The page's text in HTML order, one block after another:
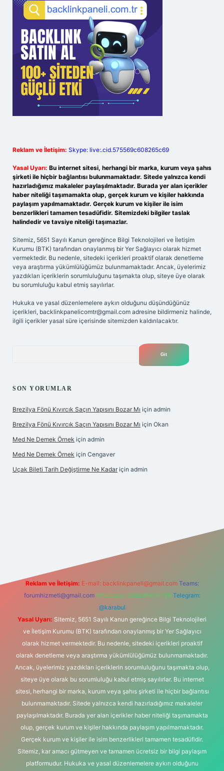
Reklam ve İletişim: Skype: live:.cid.575569c608265c69
Yasal Uyarı: Bu internet sitesi, herhangi bir marka, kurum veya şahıs
şirketi ile hiçbir bağlantısı bulunmamaktadır. Sitede yalnızca kendi
hazırladığımız makaleler paylaşılmaktadır. Burada yer alan içerikler
haber niteliği taşımamakta olup, gerçek kurum ve kişiler hakkında
paylaşım yapılmamaktadır. Gerçek kurum ve kişiler ile isim
benzerlikleri tamamen tesadüfidir. Sitemizdeki bilgiler taslak
halindedir ve tavsiye niteliği taşımazlar.
Sitemiz, 5651 Sayılı Kanun gereğince Bilgi Teknolojileri ve İletişim
Kurumu (BTK) tarafından onaylanmış bir Yer Sağlayıcı olarak hizmet
vermektedir. Bu nedenle, sitedeki içerikleri proaktif olarak denetleme
veya araştırma yükümlülüğümüz bulunmamaktadır. Ancak, üyelerimiz
yazdıkları içeriklerin sorumluluğunu taşımakta olup, siteye üye olarak
bu sorumluluğu kabul etmiş sayılırlar.
Hukuka ve yasal düzenlemelere aykırı olduğunu düşündüğünüz
içerikleri, backlinkpanelicomtr@gmail.com adresine bildirmeniz halinde,
ilgili içerikler yasal süre içerisinde sitemizden kaldırılacaktır.
SON YORUMLAR
Brezilya Fönü Kıvırcık Saçın Yapısını Bozar Mı için admin
Brezilya Fönü Kıvırcık Saçın Yapısını Bozar Mı için Okan
Med Ne Demek Örnek için admin
Med Ne Demek Örnek için Cengaver
Uçak Bileti Tarih Değiştirme Ne Kadar için admin
Reklam ve İletişim: E-mail: backlinkpaneli@gmail.com Teams:
forumhizmeti@gmail.com Whatsapp: 0262 606 0 726 Telegram:
@karabul
Yasal Uyarı: Sitemiz, 5651 Sayılı Kanun gereğince Bilgi Teknolojileri
ve İletişim Kurumu (BTK) tarafından onaylanmış bir Yer Sağlayıcı
olarak hizmet vermektedir. Bu nedenle, sitedeki içerikleri proaktif
olarak denetleme veya araştırma yükümlülüğümüz bulunmamaktadır.
Ancak, üyelerimiz yazdıkları içeriklerin sorumluluğunu taşımakta olup,
siteye üye olarak bu sorumluluğu kabul etmiş sayılırlar. Bu internet
sitesi, herhangi bir marka, kurum veya şahıs şirketi ile hiçbir bağlantısı
bulunmamaktadır. Sitede yalnızca kendi hazırladığımız makaleler
paylaşılmaktadır. Burada yer alan içerikler haber niteliği taşımamakta
olup, gerçek kurum ve kişiler hakkında paylaşım yapılmamaktadır.
Gerçek kurum ve kişiler ile isim benzerlikleri tamamen tesadüfidir.
Sitemiz, kar amacı gütmeyen ve tamamen ücretsiz bir bilgi paylaşım
platformudur. Hukuka ve yasal düzenlemelere aykırı olduğunu